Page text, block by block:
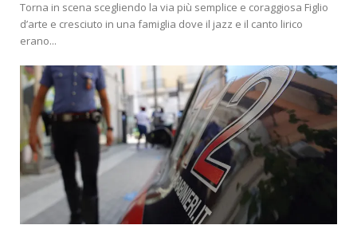
Torna in scena scegliendo la via più semplice e coraggiosa Figlio
d’arte e cresciuto in una famiglia dove il jazz e il canto lirico
erano...